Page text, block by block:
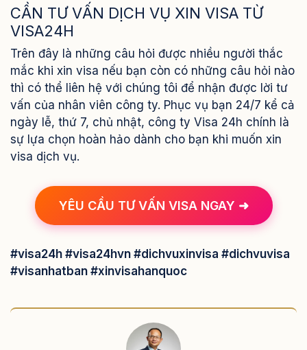
CẦN TƯ VẤN DỊCH VỤ XIN VISA TỪ
VISA24H
Trên đây là những câu hỏi được nhiều người thắc
mắc khi xin visa nếu bạn còn có những câu hỏi nào
thì có thể liên hệ với chúng tôi để nhận được lời tư
vấn của nhân viên công ty. Phục vụ bạn 24/7 kể cả
ngày lễ, thứ 7, chủ nhật, công ty Visa 24h chính là
sự lựa chọn hoàn hảo dành cho bạn khi muốn xin
visa dịch vụ.
YÊU CẦU TƯ VẤN VISA NGAY ➜
#visa24h #visa24hvn #dichvuxinvisa #dichvuvisa
#visanhatban #xinvisahanquoc